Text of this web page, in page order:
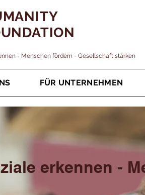
- Menschen fördern - Gesellschaft stärken
FÜR UNTERNEHMEN
erkennen -